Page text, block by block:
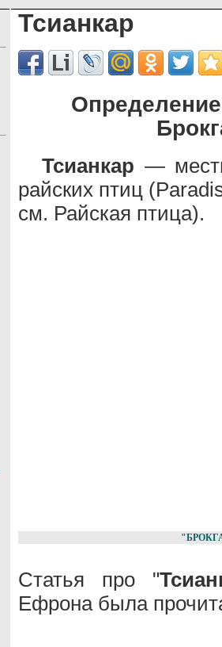
Тсианкар
Тсианкар —
райских птиц
см. Райская птица).
Статья про "
Ефрона была